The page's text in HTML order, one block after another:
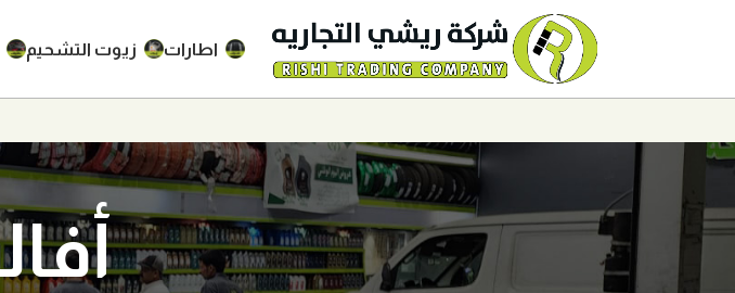
اطارات زيوت التشحيم